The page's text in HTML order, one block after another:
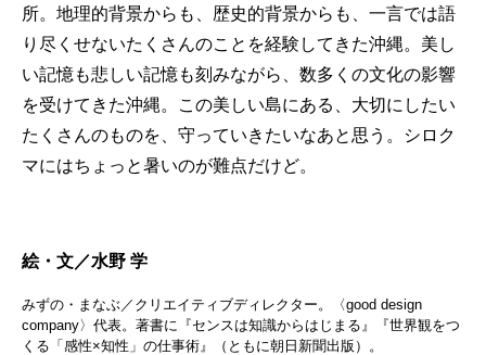
所。地理的背景からも、歴史的背景からも、一言では語
り尽くせないたくさんのことを経験してきた沖縄。美し
い記憶も悲しい記憶も刻みながら、数多くの文化の影響
を受けてきた沖縄。この美しい島にある、大切にしたい
たくさんのものを、守っていきたいなあと思う。シロク
マにはちょっと暑いのが難点だけど。
絵・文／水野 学
みずの・まなぶ／クリエイティブディレクター。〈good design
company〉代表。著書に『センスは知識からはじまる』『世界観をつ
くる「感性×知性」の仕事術』（ともに朝日新聞出版）。